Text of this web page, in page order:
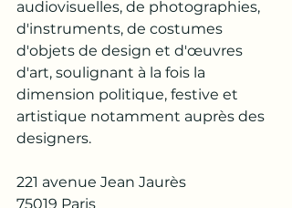
audiovisuelles, de photographies,
d'instruments, de costumes
d'objets de design et d'œuvres
d'art, soulignant à la fois la
dimension politique, festive et
artistique notamment auprès des
designers.
221 avenue Jean Jaurès
75019 Paris